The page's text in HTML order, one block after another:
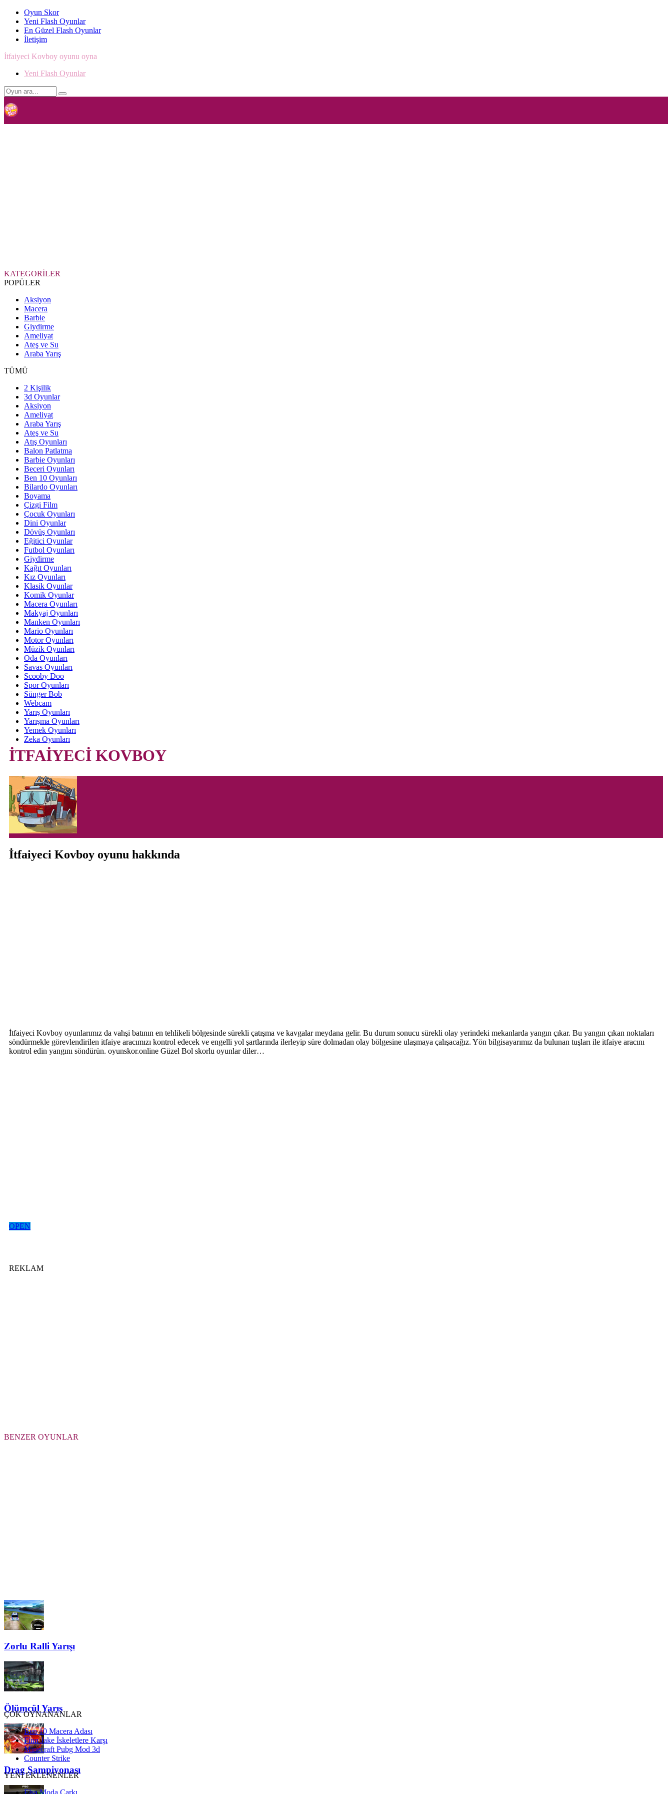
Oyun Skor
Yeni Flash Oyunlar
En Güzel Flash Oyunlar
İletişim
İtfaiyeci Kovboy oyunu oyna
Yeni Flash Oyunlar
KATEGORİLER
POPÜLER
Aksiyon
Macera
Barbie
Giydirme
Ameliyat
Ateş ve Su
Araba Yarış
TÜMÜ
2 Kişilik
3d Oyunlar
Aksiyon
Ameliyat
Araba Yarış
Ateş ve Su
Atış Oyunları
Balon Patlatma
Barbie Oyunları
Beceri Oyunları
Ben 10 Oyunları
Bilardo Oyunları
Boyama
Çizgi Film
Çocuk Oyunları
Dini Oyunlar
Dövüş Oyunları
Eğitici Oyunlar
Futbol Oyunları
Giydirme
Kağıt Oyunları
Kız Oyunları
Klasik Oyunlar
Komik Oyunlar
Macera Oyunları
Makyaj Oyunları
Manken Oyunları
Mario Oyunları
Motor Oyunları
Müzik Oyunları
Oda Oyunları
Savas Oyunları
Scooby Doo
Spor Oyunları
Sünger Bob
Webcam
Yarış Oyunları
Yarışma Oyunları
Yemek Oyunları
Zeka Oyunları
İTFAİYECİ KOVBOY
İtfaiyeci Kovboy oyunu hakkında
İtfaiyeci Kovboy oyunlarımız da vahşi batının en tehlikeli bölgesinde sürekli çatışma ve kavgalar meydana gelir. Bu durum sonucu sürekli olay yerindeki mekanlarda yangın çıkar. Bu yangın çıkan noktaları
söndürmekle görevlendirilen itfaiye aracımızı kontrol edecek ve engelli yol şartlarında ilerleyip süre dolmadan olay bölgesine ulaşmaya çalışacağız. Yön bilgisayarımız da bulunan tuşları ile itfaiye aracını
kontrol edin yangını söndürün. oyunskor.online Güzel Bol skorlu oyunlar diler…
OPEN
REKLAM
BENZER OYUNLAR
Zorlu Ralli Yarışı
Ölümcül Yarış
Drag Şampiyonası
ÇOK OYNANANLAR
Ben 10 Macera Adası
Finn Jake İskeletlere Karşı
Minecraft Pubg Mod 3d
Counter Strike
YENİ EKLENENLER
Elsa Moda Çarkı